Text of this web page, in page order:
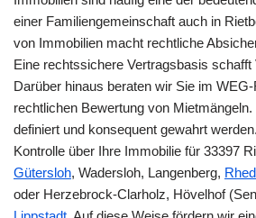
einer Familiengemeinschaft auch in
von Immobilien macht rechtliche
Eine rechtssichere Vertragsbasis schafft
Darüber hinaus beraten wir Sie im
rechtlichen Bewertung von
definiert und konsequent gewahrt
Kontrolle über Ihre Immobilie für 33397
Gütersloh, Wadersloh, Langenberg,
oder Herzebrock-Clarholz, Hövelhof